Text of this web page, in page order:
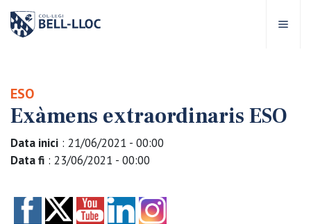
Bell-lloc
Educatiu
educatives
ESO
Exàmens extraordinaris ESO
Data inici : 21/06/2021 - 00:00
Data fi : 23/06/2021 - 00:00